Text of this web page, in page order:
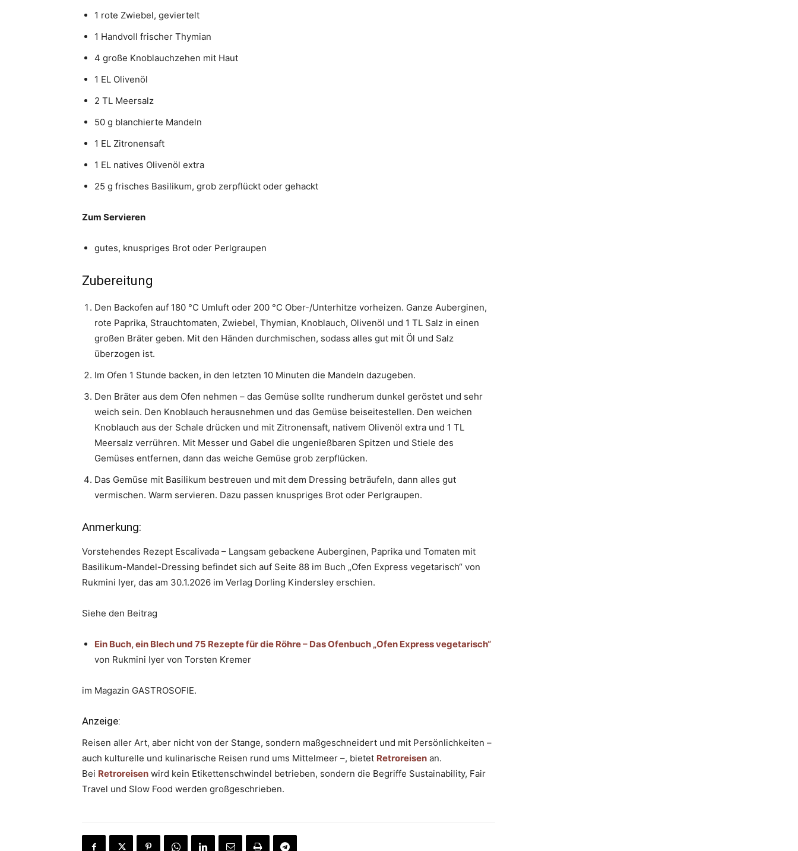
1 rote Zwiebel, geviertelt
1 Handvoll frischer Thymian
4 große Knoblauchzehen mit Haut
1 EL Olivenöl
2 TL Meersalz
50 g blanchierte Mandeln
1 EL Zitronensaft
1 EL natives Olivenöl extra
25 g frisches Basilikum, grob zerpflückt oder gehackt
Zum Servieren
gutes, knuspriges Brot oder Perlgraupen
Zubereitung
Den Backofen auf 180 °C Umluft oder 200 °C Ober-/Unterhitze vorheizen. Ganze Auberginen,
rote Paprika, Strauchtomaten, Zwiebel, Thymian, Knoblauch, Olivenöl und 1 TL Salz in einen
großen Bräter geben. Mit den Händen durchmischen, sodass alles gut mit Öl und Salz
überzogen ist.
Im Ofen 1 Stunde backen, in den letzten 10 Minuten die Mandeln dazugeben.
Den Bräter aus dem Ofen nehmen – das Gemüse sollte rundherum dunkel geröstet und sehr
weich sein. Den Knoblauch herausnehmen und das Gemüse beiseitestellen. Den weichen
Knoblauch aus der Schale drücken und mit Zitronensaft, nativem Olivenöl extra und 1 TL
Meersalz verrühren. Mit Messer und Gabel die ungenießbaren Spitzen und Stiele des
Gemüses entfernen, dann das weiche Gemüse grob zerpflücken.
Das Gemüse mit Basilikum bestreuen und mit dem Dressing beträufeln, dann alles gut
vermischen. Warm servieren. Dazu passen knuspriges Brot oder Perlgraupen.
Anmerkung:
Vorstehendes Rezept Escalivada – Langsam gebackene Auberginen, Paprika und Tomaten mit
Basilikum-Mandel-Dressing befindet sich auf Seite 88 im Buch „Ofen Express vegetarisch“ von
Rukmini Iyer, das am 30.1.2026 im Verlag Dorling Kindersley erschien.
Siehe den Beitrag
Ein Buch, ein Blech und 75 Rezepte für die Röhre – Das Ofenbuch „Ofen Express vegetarisch“
von Rukmini Iyer von Torsten Kremer
im Magazin GASTROSOFIE.
Anzeige:
Reisen aller Art, aber nicht von der Stange, sondern maßgeschneidert und mit Persönlichkeiten –
auch kulturelle und kulinarische Reisen rund ums Mittelmeer –, bietet Retroreisen an.
Bei Retroreisen wird kein Etikettenschwindel betrieben, sondern die Begriffe Sustainability, Fair
Travel und Slow Food werden großgeschrieben.